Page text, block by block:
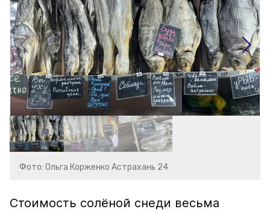
Фото: Ольга Корженко Астрахань 24
Стоимость солёной снеди весьма